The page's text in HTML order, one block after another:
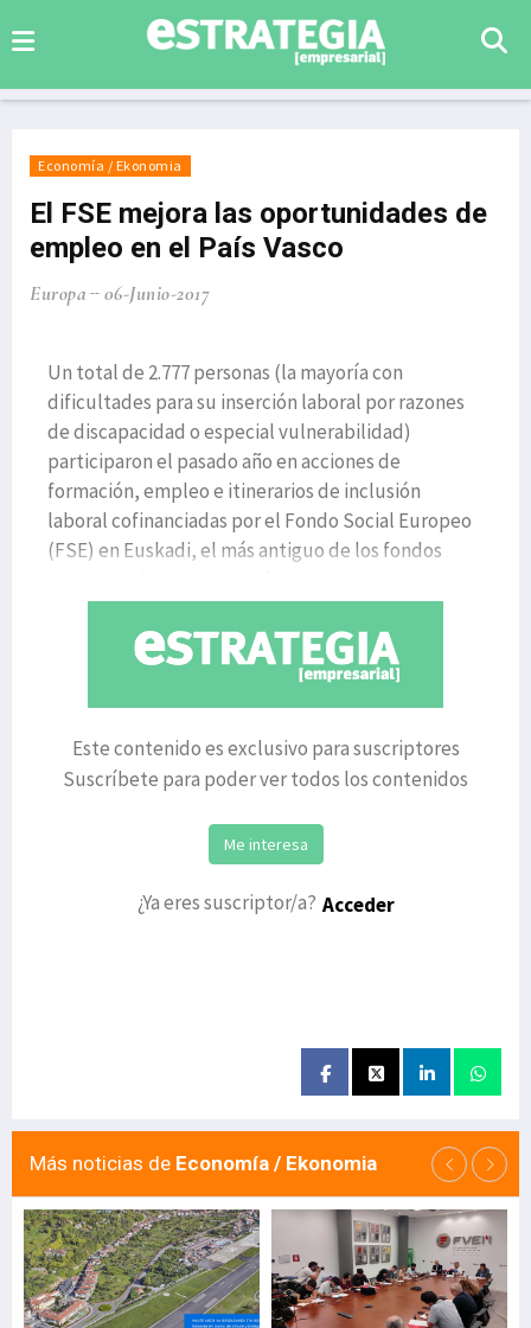
Economía / Ekonomia
El FSE mejora las oportunidades de
empleo en el País Vasco
Europa 06-Junio-2017
Un total de 2.777 personas (la mayoría con
dificultades para su inserción laboral por razones
de discapacidad o especial vulnerabilidad)
participaron el pasado año en acciones de
formación, empleo e itinerarios de inclusión
laboral cofinanciadas por el Fondo Social Europeo
(FSE) en Euskadi, el más antiguo de los fondos
Este contenido es exclusivo para suscriptores
Suscríbete para poder ver todos los contenidos
Me interesa
¿Ya eres suscriptor/a? Acceder
Más noticias de Economía / Ekonomia